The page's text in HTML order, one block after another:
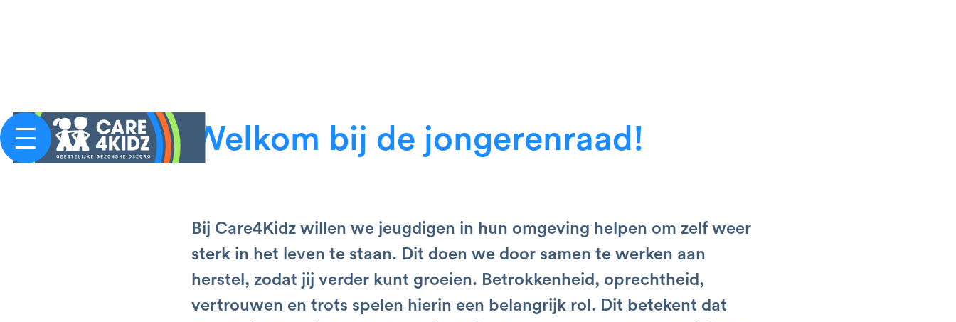
Welkom bij de jongerenraad!
Bij Care4Kidz willen we jeugdigen in hun omgeving helpen om zelf weer
sterk in het leven te staan. Dit doen we door samen te werken aan
herstel, zodat jij verder kunt groeien. Betrokkenheid, oprechtheid,
vertrouwen en trots spelen hierin een belangrijk rol. Dit betekent dat